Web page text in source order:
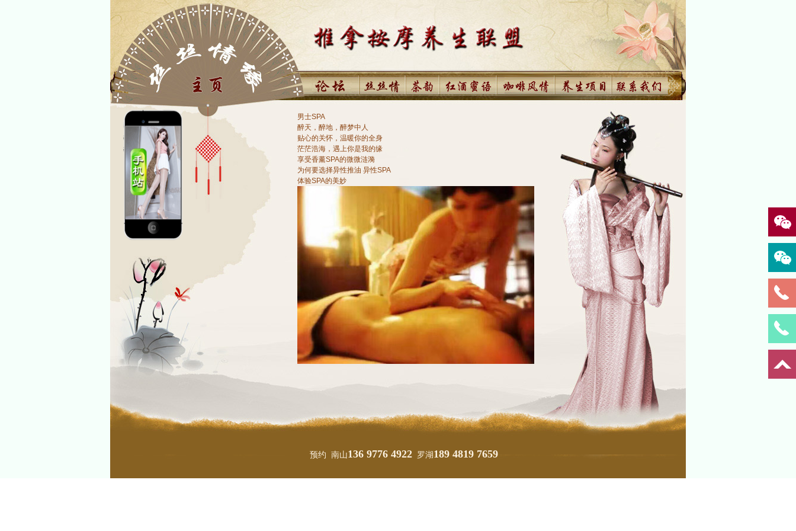
男士SPA
醉天，醉地，醉梦中人
贴心的关怀，温暖你的全身
茫茫浩海，遇上你是我的缘
享受香薰SPA的微微涟漪
为何要选择异性推油 异性SPA
体验SPA的美妙
预约 南山136 9776 4922 罗湖 189 4819 7659